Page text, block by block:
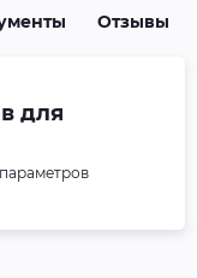
Отзывы
для